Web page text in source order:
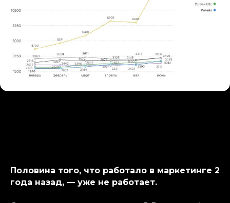
Половина того, что работало в маркетинге 2
года назад, — уже не работает.